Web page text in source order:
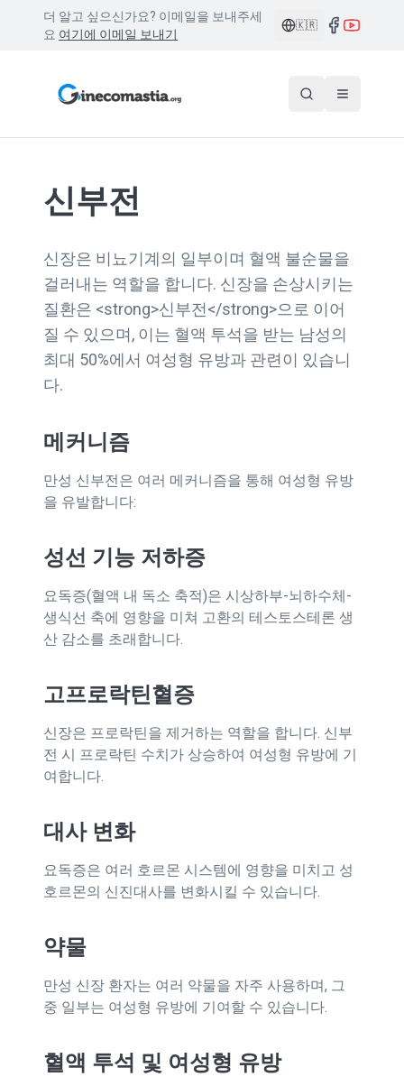
더 알고 싶으신가요? 이메일을 보내주세
요 여기에 이메일 보내기
🇰🇷
신부전
신장은 비뇨기계의 일부이며 혈액 불순물을
걸러내는 역할을 합니다. 신장을 손상시키는
질환은 <strong>신부전</strong>으로 이어
질 수 있으며, 이는 혈액 투석을 받는 남성의
최대 50%에서 여성형 유방과 관련이 있습니
다.
메커니즘
만성 신부전은 여러 메커니즘을 통해 여성형 유방
을 유발합니다:
성선 기능 저하증
요독증(혈액 내 독소 축적)은 시상하부-뇌하수체-
생식선 축에 영향을 미쳐 고환의 테스토스테론 생
산 감소를 초래합니다.
고프로락틴혈증
신장은 프로락틴을 제거하는 역할을 합니다. 신부
전 시 프로락틴 수치가 상승하여 여성형 유방에 기
여합니다.
대사 변화
요독증은 여러 호르몬 시스템에 영향을 미치고 성
호르몬의 신진대사를 변화시킬 수 있습니다.
약물
만성 신장 환자는 여러 약물을 자주 사용하며, 그
중 일부는 여성형 유방에 기여할 수 있습니다.
혈액 투석 및 여성형 유방